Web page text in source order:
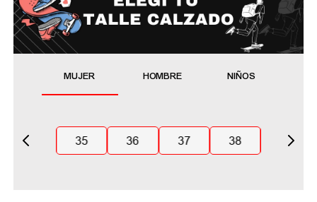
MUJER HOMBRE NIÑOS
35 36 37 38